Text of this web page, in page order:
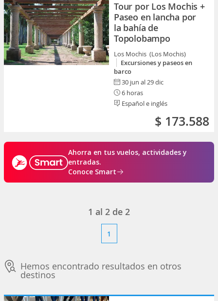
Tour por Los Mochis +
Paseo en lancha por
la bahía de
Topolobampo
Los Mochis (Los Mochis)
Excursiones y paseos en
barco
30 jun al 29 dic
6 horas
Español e inglés
$ 173.588
Ahorra en tus vuelos, actividades y
entradas.
Conoce Smart
1 al 2 de 2
1
Hemos encontrado resultados en otros
destinos